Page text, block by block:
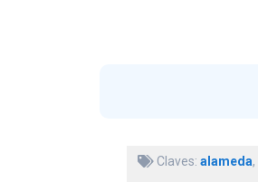
Claves: alameda,